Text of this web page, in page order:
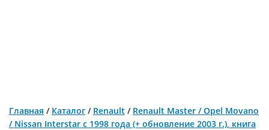
Главная / Каталог / Renault / Renault Master / Opel Movano
/ Nissan Interstar с 1998 года (+ обновление 2003 г.), книга